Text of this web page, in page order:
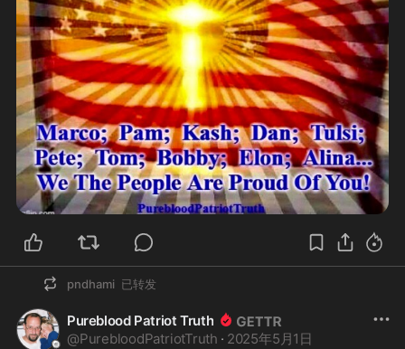
pndhami 已转发
Pureblood Patriot Truth
@PurebloodPatriotTruth · 2025年5月1日